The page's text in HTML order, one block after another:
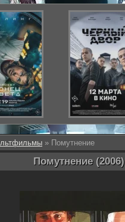
» Помутнение
Помутнение (2006)